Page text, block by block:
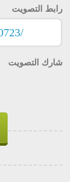
رابط التصويت
شارك التصويت